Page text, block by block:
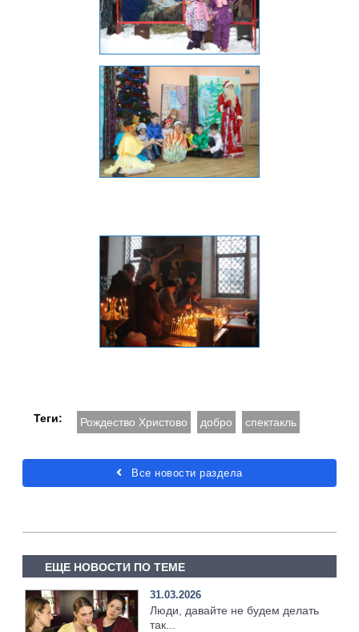
Теги: Рождество Христово добро спектакль
Все новости раздела
ЕЩЕ НОВОСТИ ПО ТЕМЕ
31.03.2026
Люди, давайте не будем делать
так...